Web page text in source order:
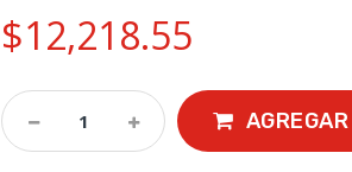
$12,218.55